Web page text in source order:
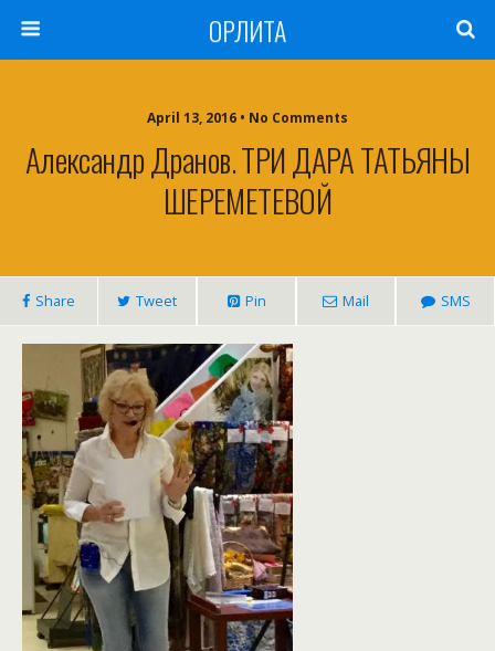
ОРЛИТА
April 13, 2016 • No Comments
Александр Дранов. ТРИ ДАРА ТАТЬЯНЫ
ШЕРЕМЕТЕВОЙ
Share Tweet Pin Mail SMS